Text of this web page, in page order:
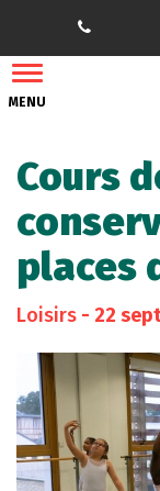
MENU
Cours
places
Loisirs - 22